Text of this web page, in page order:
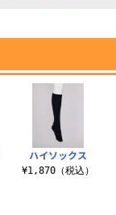
ハイソックス
¥1,870（税込）